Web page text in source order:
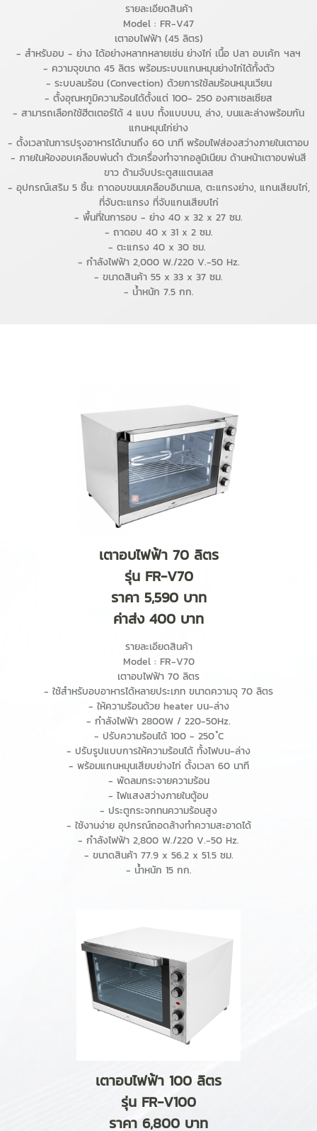
รายละเอียดสินค้า
Model : FR-V47
เตาอบไฟฟ้า (45 ลิตร)
- สำหรับอบ - ย่าง ได้อย่างหลากหลายเช่น ย่างไก่ เนื้อ ปลา อบเค้ก ฯลฯ
- ความจุขนาด 45 ลิตร พร้อมระบบแกนหมุนย่างไก่ได้ทั้งตัว
- ระบบลมร้อน (Convection) ด้วยการใช้ลมร้อนหมุนเวียน
- ตั้งอุณหภูมิความร้อนได้ตั้งแต่ 100- 250 องศาเซลเซียส
- สามารถเลือกใช้ฮีตเตอร์ได้ 4 แบบ ทั้งแบบบน, ล่าง, บนและล่างพร้อมกัน
แกนหมุนไก่ย่าง
- ตั้งเวลาในการปรุงอาหารได้นานถึง 60 นาที พร้อมไฟส่องสว่างภายในเตาอบ
- ภายในห้องอบเคลือบพ่นดำ ตัวเครื่องทำจากอลูมิเนียม ด้านหน้าเตาอบพ่นสี
ขาว ด้ามจับประตูสเแตนเลส
- อุปกรณ์เสริม 5 ชิ้น: ถาดอบขนมเคลือบอินาเมล, ตะแกรงย่าง, แกนเสียบไก่,
ที่จับตะแกรง ที่จับแกนเสียบไก่
- พื้นที่ในการอบ - ย่าง 40 x 32 x 27 ซม.
- ถาดอบ 40 x 31 x 2 ซม.
- ตะแกรง 40 x 30 ซม.
- กำลังไฟฟ้า 2,000 W./220 V.-50 Hz.
- ขนาดสินค้า 55 x 33 x 37 ซม.
- น้ำหนัก 7.5 กก.
เตาอบไฟฟ้า 70 ลิตร
รุ่น FR-V70
ราคา 5,590 บาท
ค่าส่ง 400 บาท
รายละเอียดสินค้า
Model : FR-V70
เตาอบไฟฟ้า 70 ลิตร
- ใช้สำหรับอบอาหารได้หลายประเภท ขนาดความจุ 70 ลิตร
- ให้ความร้อนด้วย heater บน-ล่าง
- กำลังไฟฟ้า 2800W / 220-50Hz.
- ปรับความร้อนได้ 100 - 250 ํC
- ปรับรูปแบบการให้ความร้อนได้ ทั้งไฟบน-ล่าง
- พร้อมแกนหมุนเสียบย่างไก่ ตั้งเวลา 60 นาที
- พัดลมกระจายความร้อน
- ไฟแสงสว่างภายในตู้อบ
- ประตูกระจกทนความร้อนสูง
- ใช้งานง่าย อุปกรณ์ถอดล้างทำความสะอาดได้
- กำลังไฟฟ้า 2,800 W./220 V.-50 Hz.
- ขนาดสินค้า 77.9 x 56.2 x 51.5 ซม.
- น้ำหนัก 15 กก.
เตาอบไฟฟ้า 100 ลิตร
รุ่น FR-V100
ราคา 6,800 บาท